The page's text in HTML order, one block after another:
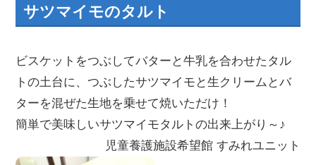
サツマイモのタルト
ビスケットをつぶしてバターと牛乳を合わせたタル
トの土台に、つぶしたサツマイモと生クリームとバ
ターを混ぜた生地を乗せて焼いただけ！
簡単で美味しいサツマイモタルトの出来上がり～♪
児童養護施設希望館 すみれユニット